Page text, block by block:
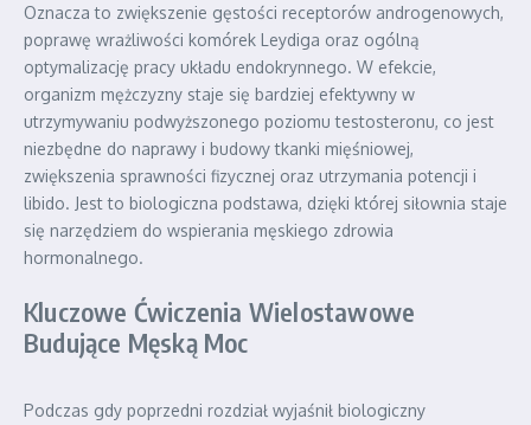
Oznacza to zwiększenie gęstości receptorów androgenowych,
poprawę wrażliwości komórek Leydiga oraz ogólną
optymalizację pracy układu endokrynnego. W efekcie,
organizm mężczyzny staje się bardziej efektywny w
utrzymywaniu podwyższonego poziomu testosteronu, co jest
niezbędne do naprawy i budowy tkanki mięśniowej,
zwiększenia sprawności fizycznej oraz utrzymania potencji i
libido. Jest to biologiczna podstawa, dzięki której siłownia staje
się narzędziem do wspierania męskiego zdrowia
hormonalnego.
Kluczowe Ćwiczenia Wielostawowe
Budujące Męską Moc
Podczas gdy poprzedni rozdział wyjaśnił biologiczny